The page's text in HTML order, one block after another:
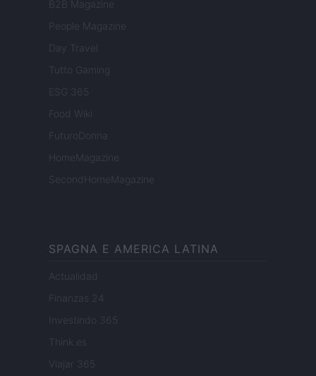
B2B Magazine
People Magazine
Day Travel
Tutto Gaming
ESG 365
Food Wiki
FuturoDonna
HomeMagazine
SecondHomeMagazine
SPAGNA E AMERICA LATINA
Actualidad
Finanzas 24
Investindo 365
Think.es
Viajar 365